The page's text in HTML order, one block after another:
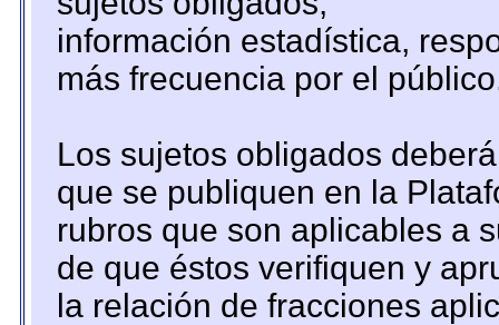
información estadística,
más frecuencia por el
Los sujetos obligados
que se publiquen en la
rubros que son aplicables a
de que éstos verifiquen y
la relación de fracciones